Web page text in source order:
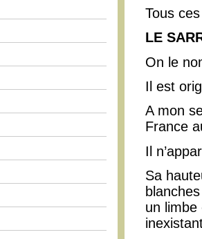
Tous
LE
On le
Il est
A mon
France
Il
Sa
un limbe